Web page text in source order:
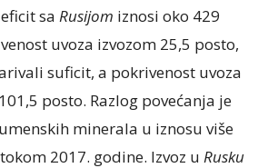
sa Rusijom iznosi oko 429
uvoza izvozom 25,5 posto,
suficit, a pokrivenost uvoza
posto. Razlog povećanja je
minerala u iznosu više
2017. godine. Izvoz u Rusku